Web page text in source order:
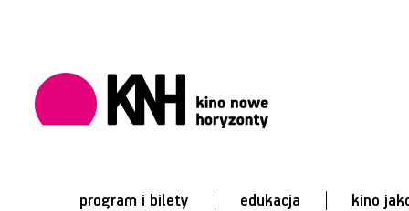
program i bilety edukacja kino